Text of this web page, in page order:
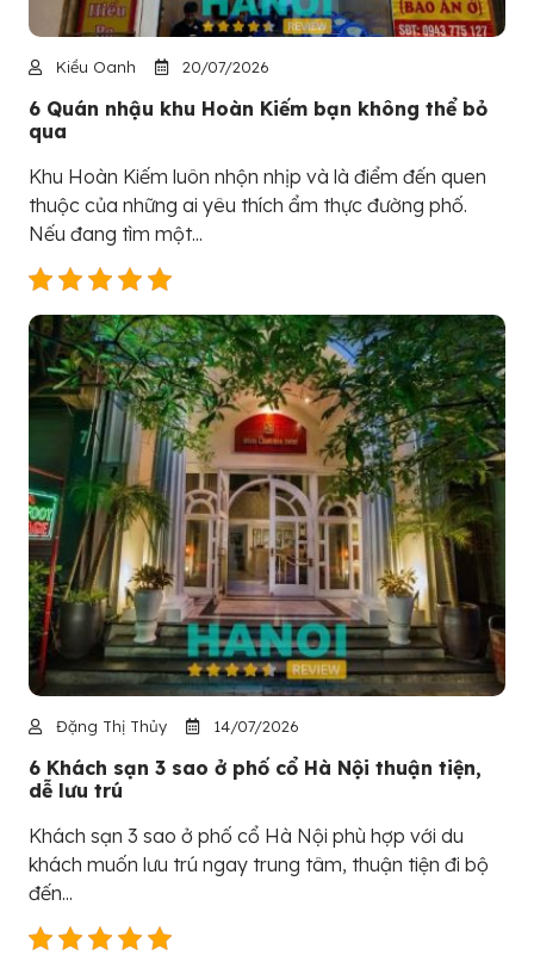
Kiều Oanh 20/07/2026
6 Quán nhậu khu Hoàn Kiếm bạn không thể bỏ
qua
Khu Hoàn Kiếm luôn nhộn nhịp và là điểm đến quen
thuộc của những ai yêu thích ẩm thực đường phố.
Nếu đang tìm một...
Đặng Thị Thủy 14/07/2026
6 Khách sạn 3 sao ở phố cổ Hà Nội thuận tiện,
dễ lưu trú
Khách sạn 3 sao ở phố cổ Hà Nội phù hợp với du
khách muốn lưu trú ngay trung tâm, thuận tiện đi bộ
đến...